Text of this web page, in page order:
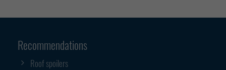
Recommendations
Roof spoilers